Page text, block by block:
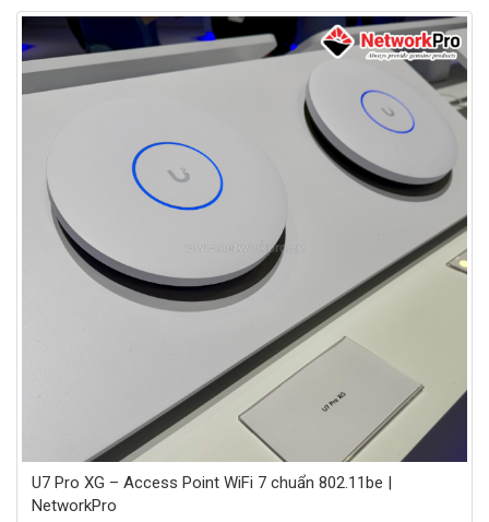
U7 Pro XG – Access Point WiFi 7 chuẩn 802.11be |
NetworkPro